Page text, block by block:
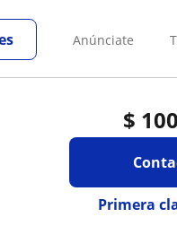
Anúnciate
$
Primera